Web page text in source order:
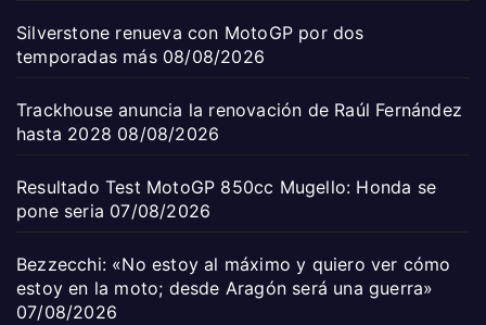
Silverstone renueva con MotoGP por dos
temporadas más 08/08/2026
Trackhouse anuncia la renovación de Raúl Fernández
hasta 2028 08/08/2026
Resultado Test MotoGP 850cc Mugello: Honda se
pone seria 07/08/2026
Bezzecchi: «No estoy al máximo y quiero ver cómo
estoy en la moto; desde Aragón será una guerra»
07/08/2026